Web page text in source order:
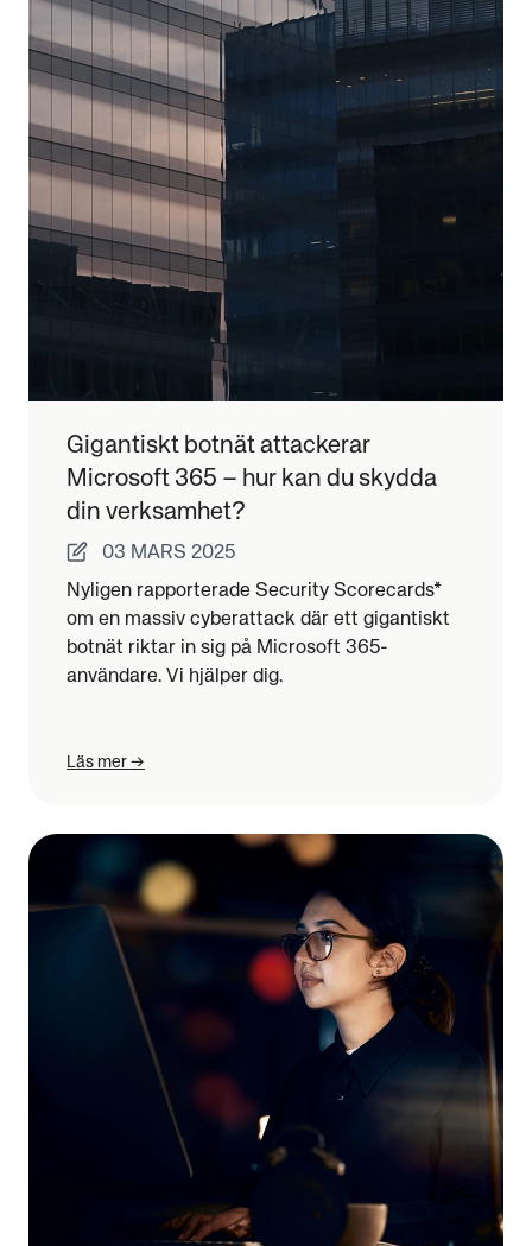
Gigantiskt botnät attackerar
Microsoft 365 – hur kan du skydda
din verksamhet?
03 MARS 2025
Nyligen rapporterade Security Scorecards*
om en massiv cyberattack där ett gigantiskt
botnät riktar in sig på Microsoft 365-
användare. Vi hjälper dig.
Läs mer